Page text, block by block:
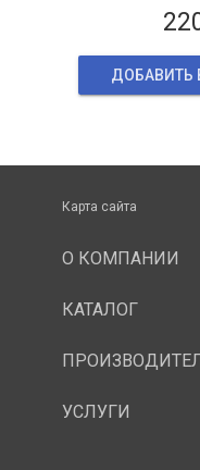
ДОБАВИТЬ
Карта сайта
О КОМПАНИИ
КАТАЛОГ
УСЛУГИ